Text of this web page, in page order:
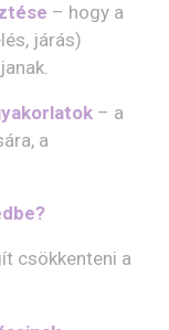
– hogy a
járás)
– a
a
csökkenteni a